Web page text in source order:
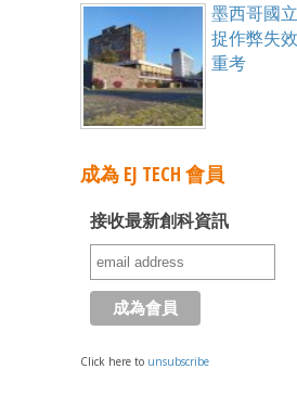
墨西哥國
捉作弊失
重考
成為 EJ TECH 會員
接收最新創科資訊
Click here to unsubscribe